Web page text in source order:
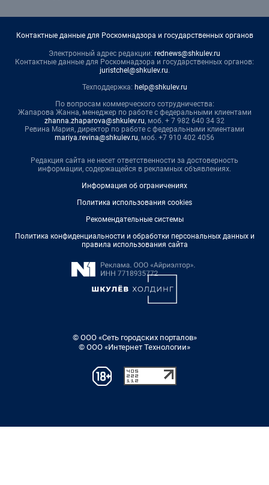
Контактные данные для Роскомнадзора и государственных органов
Электронный адрес редакции: rednews@shkulev.ru
Контактные данные для Роскомнадзора и государственных органов:
juristchel@shkulev.ru.
Техподдержка: help@shkulev.ru
По вопросам коммерческого сотрудничества:
Жапарова Жанна, менеджер по работе с федеральными клиентами
zhanna.zhaparova@shkulev.ru, моб. + 7 982 640 34 32
Ревина Мария, директор по работе с федеральными клиентами
mariya.revina@shkulev.ru, моб. +7 910 402 4056
Редакция сайта не несет ответственности за достоверность
информации, содержащейся в рекламных объявлениях.
Информация об ограничениях
Политика использования cookies
Рекомендательные системы
Политика конфиденциальности и обработки персональных данных и
правила использования сайта
© ООО «Сеть городских порталов»
© ООО «Интернет Технологии»